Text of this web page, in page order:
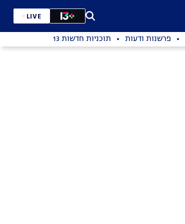
LIVE
פרשנות ודעות תוכניות חדשות 13